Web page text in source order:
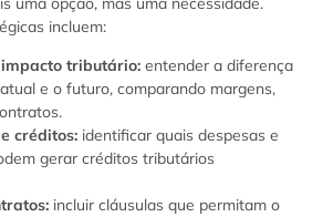
incluem:
tributário: entender a diferença
e o futuro, comparando margens,
créditos: identificar quais despesas e
gerar créditos tributários
incluir cláusulas que permitam o